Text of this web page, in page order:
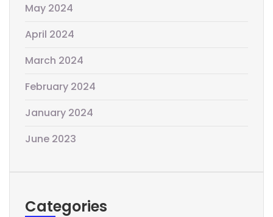
May 2024
April 2024
March 2024
February 2024
January 2024
June 2023
Categories